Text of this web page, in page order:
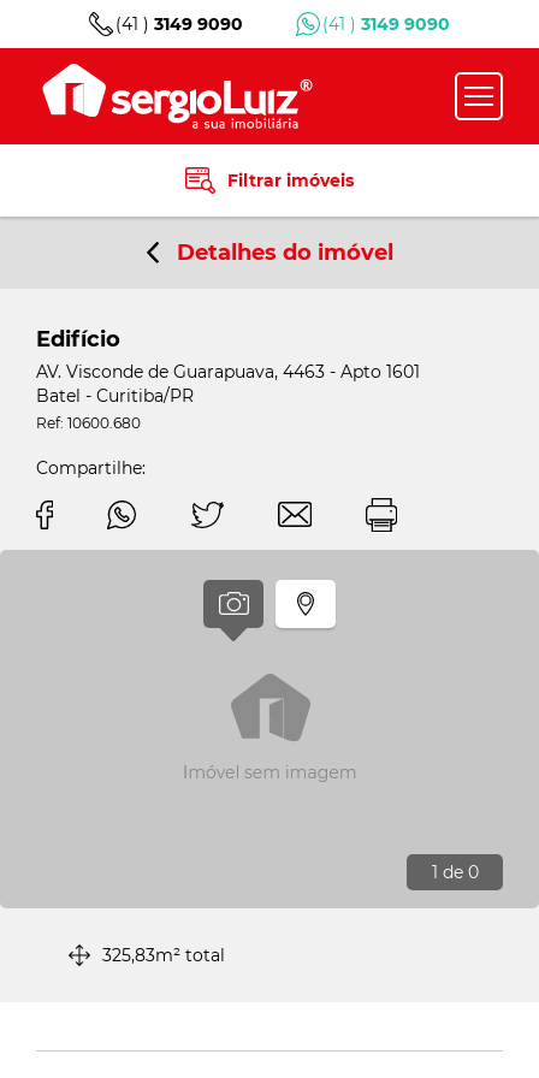
(41 )3149 9090 (41 ) 3149 9090
Filtrar imóveis
Detalhes do imóvel
Edifício
AV. Visconde de Guarapuava, 4463 - Apto 1601
Batel - Curitiba/PR
Ref: 10600.680
Compartilhe:
1 de 0
325,83m² total